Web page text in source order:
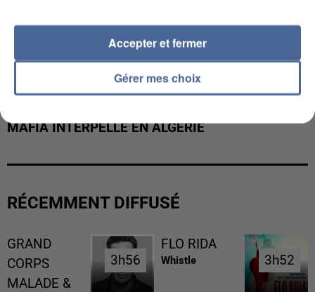
MAFIA INTERPELLÉ EN ALGÉRIE
RÉCEMMENT DIFFUSÉ
GRAND
CORPS
MALADE &
3h56
3h56
FLO RIDA
Whistle 3h52
3h52
Gérer mes choix
Accepter et fermer